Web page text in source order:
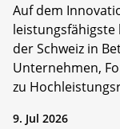
Auf dem
der Schweiz in
Unternehmen,
zu
9. Jul 2026